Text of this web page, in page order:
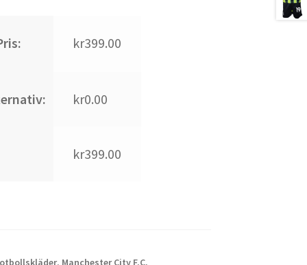
kr399.00
kr0.00
kr399.00
, Manchester City F.C.